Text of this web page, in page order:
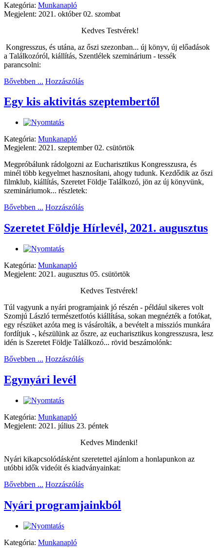
Kategória: Munkanapló
Megjelent: 2021. október 02. szombat
Kedves Testvérek!
Kongresszus, és utána, az őszi szezonban... új könyv, új előadások
a Találkozóról, kiállítás, Szentlélek szeminárium - tessék
parancsolni:
Bővebben ... Hozzászólás
Egy kis aktivitás szeptembertől
Kategória: Munkanapló
Megjelent: 2021. szeptember 02. csütörtök
Megpróbálunk rádolgozni az Eucharisztikus Kongresszusra, és
minél több kegyelmet hasznosítani, ahogy tudunk. Kezdődik az őszi
filmklub, kiállítás, Szeretet Földje Találkozó, jön az új könyvünk,
szemináriumok... részletek:
Bővebben ... Hozzászólás
Szeretet Földje Hírlevél, 2021. augusztus
Kategória: Munkanapló
Megjelent: 2021. augusztus 05. csütörtök
Kedves Testvérek!
Túl vagyunk a nyári programjaink jó részén - például sikeres volt
Szomjú László természetfotós kiállítása, sokan megnézték a fotókat,
egy részüket azóta meg is vásárolták, a bevételt a missziós munkára
fordítjuk -, készülünk az őszre, az eucharisztikus kongresszusra, lesz
idén is Szeretet Földje Találkozó... rövid beszámolónk:
Bővebben ... Hozzászólás
Egynyári levél
Kategória: Munkanapló
Megjelent: 2021. július 23. péntek
Kedves Mindenki!
Nyári kikapcsolódásként szeretettel ajánlom a honlapunkon az
utóbbi idők videóit és kiadványainkat:
Bővebben ... Hozzászólás
Nyári programjainkból
Kategória: Munkanapló